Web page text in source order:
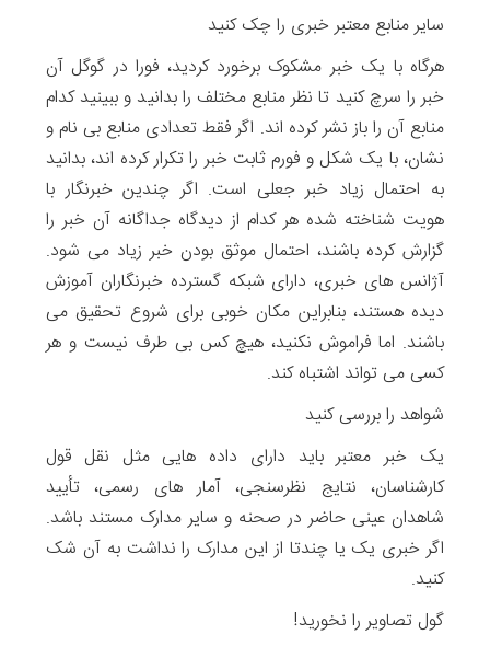
سایر منابع معتبر خبری را چک کنید
هرگاه با یک خبر مشکوک برخورد کردید، فورا در گوگل آن
خبر را سرچ کنید تا نظر منابع مختلف را بدانید و ببینید کدام
منابع آن را باز نشر کرده اند. اگر فقط تعدادی منابع بی نام و
نشان، با یک شکل و فورم ثابت خبر را تکرار کرده اند، بدانید
به احتمال زیاد خبر جعلی است. اگر چندین خبرنگار با
هویت شناخته شده هر کدام از دیدگاه جداگانه آن خبر را
گزارش کرده باشند، احتمال موثق بودن خبر زیاد می شود.
آژانس های خبری، دارای شبکه گسترده خبرنگاران آموزش
دیده هستند، بنابراین مکان خوبی برای شروع تحقیق می
باشند. اما فراموش نکنید، هیچ کس بی طرف نیست و هر
کسی می تواند اشتباه کند.
شواهد را بررسی کنید
یک خبر معتبر باید دارای داده هایی مثل نقل قول
کارشناسان، نتایج نظرسنجی، آمار های رسمی، تأیید
شاهدان عینی حاضر در صحنه و سایر مدارک مستند باشد.
اگر خبری یک یا چندتا از این مدارک را نداشت به آن شک
کنید.
گول تصاویر را نخورید!